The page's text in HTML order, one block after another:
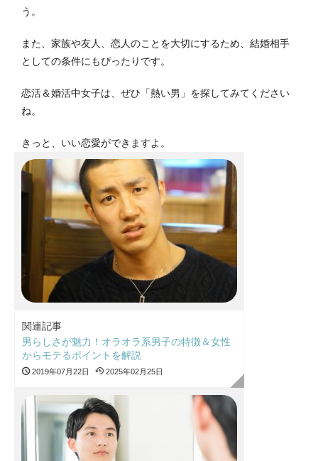
う。
また、家族や友人、恋人のことを大切にするため、結婚相手
としての条件にもぴったりです。
恋活＆婚活中女子は、ぜひ「熱い男」を探してみてください
ね。
きっと、いい恋愛ができますよ。
関連記事
男らしさが魅力！オラオラ系男子の特徴＆女性
からモテるポイントを解説
2019年07月22日 2025年02月25日